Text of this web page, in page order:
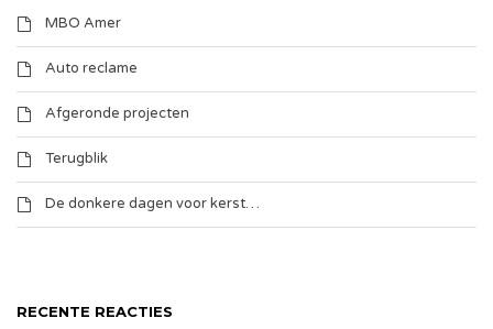
MBO Amer
Auto reclame
Afgeronde projecten
Terugblik
De donkere dagen voor kerst…
RECENTE REACTIES